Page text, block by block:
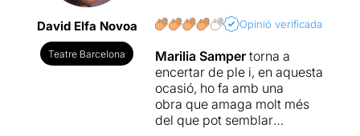
David Elfa Novoa
Teatre Barcelona
Opinió verificada
Marilia Sampertorna a
encertar de ple i, en aquesta
ocasió, ho fa amb una
obra que amaga molt més
del que pot semblar